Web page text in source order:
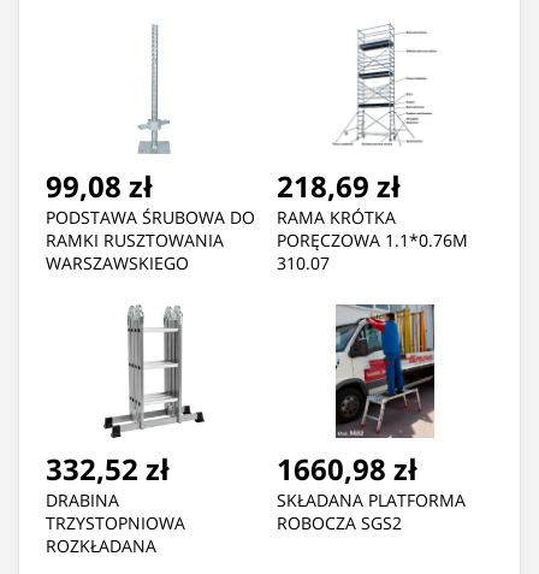
99,08 zł
PODSTAWA ŚRUBOWA DO
RAMKI RUSZTOWANIA
WARSZAWSKIEGO
218,69 zł
RAMA KRÓTKA
PORĘCZOWA 1.1*0.76M
310.07
332,52 zł
DRABINA
TRZYSTOPNIOWA
ROZKŁADANA
1660,98 zł
SKŁADANA PLATFORMA
ROBOCZA SGS2